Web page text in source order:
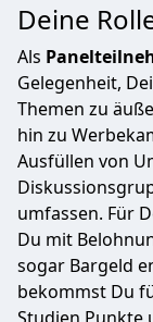
Deine
Als
Gelegenheit,
Themen zu
hin zu
Ausfüllen von
umfassen. Für
Du mit
sogar Bargeld
bekommst Du